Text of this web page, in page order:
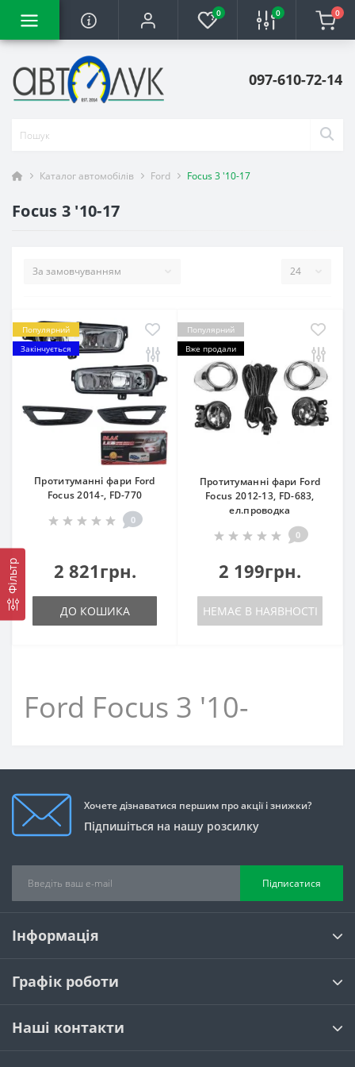
0 0 0
097-610-72-14
Каталог автомобілів Ford Focus 3 '10-17
Focus 3 '10-17
Фільтр
Популярний
Закінчується
Протитуманні фари Ford
Focus 2014-, FD-770
0
2 821грн.
ДО КОШИКА
Популярний
Вже продали
Протитуманні фари Ford
Focus 2012-13, FD-683,
eл.проводка
0
2 199грн.
НЕМАЄ В НАЯВНОСТІ
Ford Focus 3 '10-
Хочете дізнаватися першим про акції і знижки?
Підпишіться на нашу розсилку
Підписатися
Інформація
Графік роботи
Наші контакти